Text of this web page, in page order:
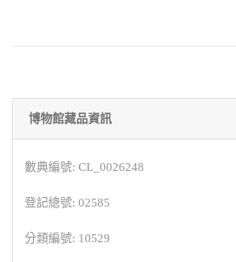
博物館藏品資訊
數典編號: CL_0026248
登記總號: 02585
分類編號: 10529